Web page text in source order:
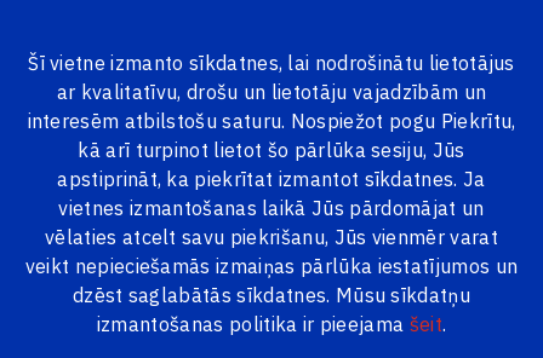
Šī vietne izmanto sīkdatnes, lai nodrošinātu lietotājus
ar kvalitatīvu, drošu un lietotāju vajadzībām un
interesēm atbilstošu saturu. Nospiežot pogu Piekrītu,
kā arī turpinot lietot šo pārlūka sesiju, Jūs
apstiprināt, ka piekrītat izmantot sīkdatnes. Ja
vietnes izmantošanas laikā Jūs pārdomājat un
vēlaties atcelt savu piekrišanu, Jūs vienmēr varat
veikt nepieciešamās izmaiņas pārlūka iestatījumos un
dzēst saglabātās sīkdatnes. Mūsu sīkdatņu
izmantošanas politika ir pieejama šeit.
VISAS PRECES
PENOSIL Standard Gunfoam All Season Vissezonu
poliuretāna putas